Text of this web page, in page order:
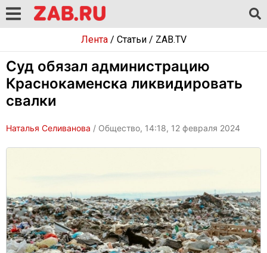
Лента/ Статьи/ ZAB.TV
Суд обязал администрацию
Краснокаменска ликвидировать
свалки
Наталья Селиванова / Общество, 14:18, 12 февраля 2024